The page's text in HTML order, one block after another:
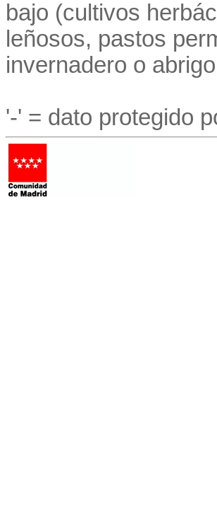
bajo (cultivos
leñosos, pastos
invernadero o
'-' = dato protegido